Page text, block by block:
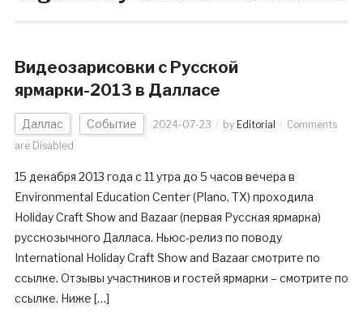
Видеозарисовки с Русской
ярмарки-2013 в Далласе
Даллас Событие 2024-07-23 by Editorial
Comments
are Disabled
15 декабря 2013 года с 11 утра до 5 часов вечера в
Environmental Education Center (Plano, TX) проходила
Holiday Craft Show and Bazaar (первая Русская ярмарка)
русскозычного Далласа. Ньюс-релиз по поводу
International Holiday Craft Show and Bazaar смотрите по
ссылке. Отзывы участников и гостей ярмарки – смотрите по
ссылке. Ниже […]